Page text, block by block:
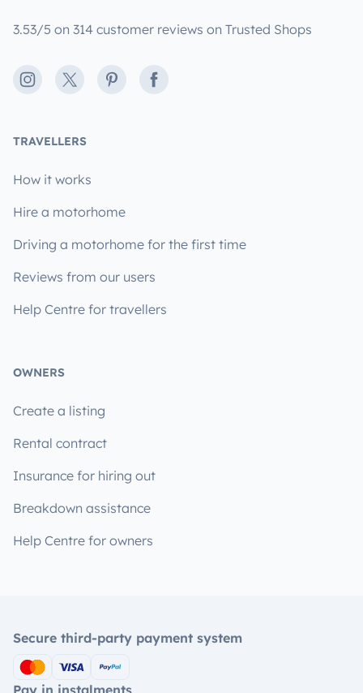
3.53/5 on 314 customer reviews on Trusted Shops
Instagram
X PinterestFacebook
TRAVELLERS
How it works
Hire a motorhome
Driving a motorhome for the first time
Reviews from our users
Help Centre for travellers
OWNERS
Create a listing
Rental contract
Insurance for hiring out
Breakdown assistance
Help Centre for owners
Secure third-party payment system